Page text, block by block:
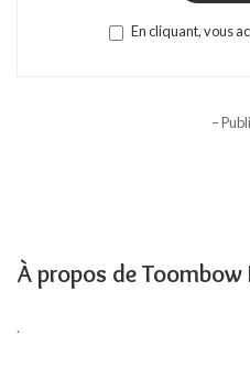
En cliquant, vous
–
À propos de Toombow
.